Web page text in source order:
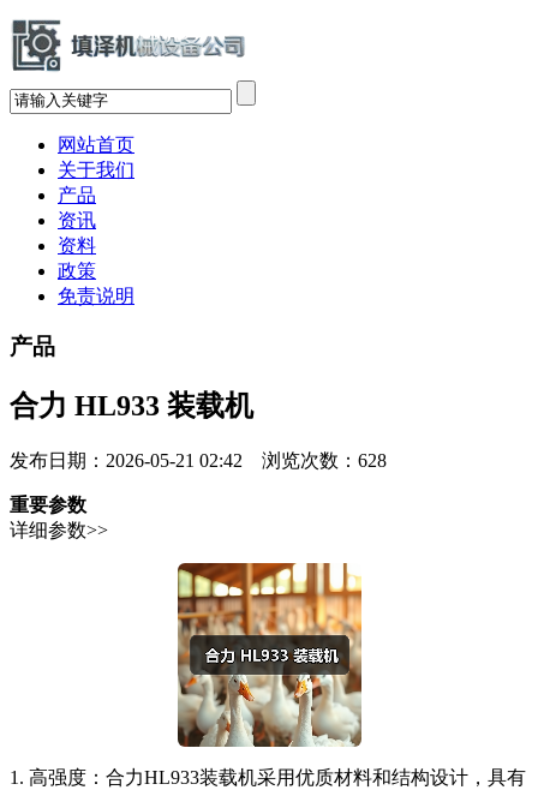
网站首页
关于我们
产品
资讯
资料
政策
免责说明
产品
合力 HL933 装载机
发布日期：2026-05-21 02:42 浏览次数： 628
重要参数
详细参数>>
1. 高强度：合力HL933装载机采用优质材料和结构设计，具有